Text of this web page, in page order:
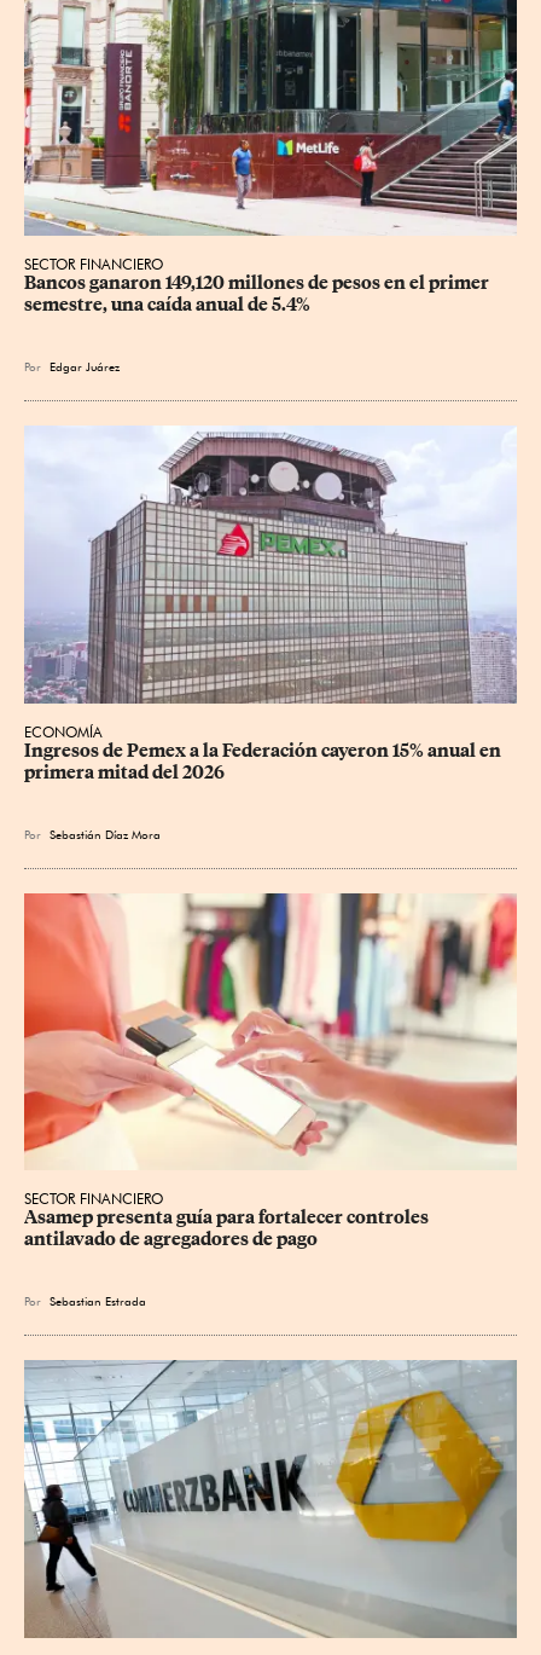
SECTOR FINANCIERO
Bancos ganaron 149,120 millones de pesos en el primer
semestre, una caída anual de 5.4%
Por Edgar Juárez
ECONOMÍA
Ingresos de Pemex a la Federación cayeron 15% anual en
primera mitad del 2026
Por Sebastián Díaz Mora
SECTOR FINANCIERO
Asamep presenta guía para fortalecer controles
antilavado de agregadores de pago
Por Sebastian Estrada